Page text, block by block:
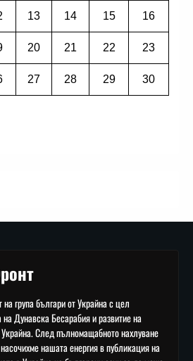
13 14 15 16
20 21 22 23
27 28 29 30
група българи от Украйна с цел
на Дунавска Бесарабия и развитие на
След пълномащабното нахлуване
нашата енергия в публикация на